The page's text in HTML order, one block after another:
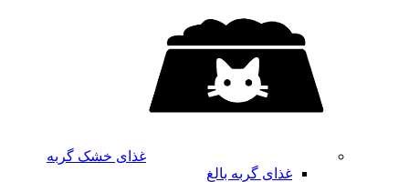
غذای خشک گربه
غذای گربه بالغ